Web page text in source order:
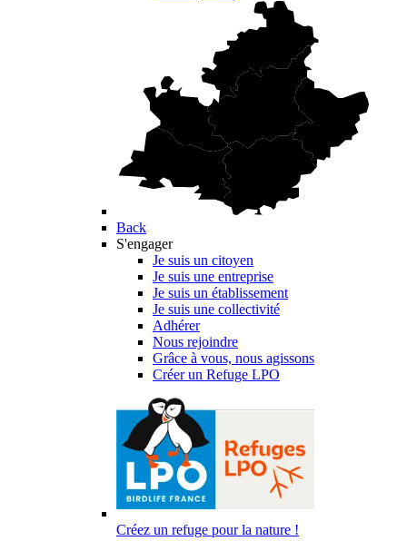
Back
S'engager
Je suis un citoyen
Je suis une entreprise
Je suis un établissement
Je suis une collectivité
Adhérer
Nous rejoindre
Grâce à vous, nous agissons
Créer un Refuge LPO
Créez un refuge pour la nature !